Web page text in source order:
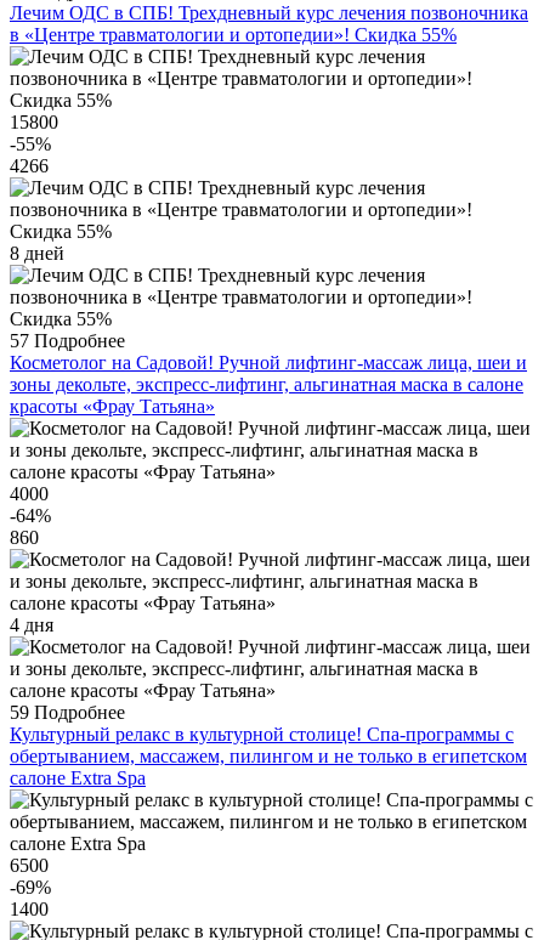
Лечим ОДС в СПБ! Трехдневный курс лечения позвоночника
в «Центре травматологии и ортопедии»! Скидка 55%
15800
-55%
4266
8 дней
57 Подробнее
Косметолог на Садовой! Ручной лифтинг-массаж лица, шеи и
зоны декольте, экспресс-лифтинг, альгинатная маска в салоне
красоты «Фрау Татьяна»
4000
-64%
860
4 дня
59 Подробнее
Культурный релакс в культурной столице! Спа-программы с
обертыванием, массажем, пилингом и не только в египетском
салоне Extra Spa
6500
-69%
1400